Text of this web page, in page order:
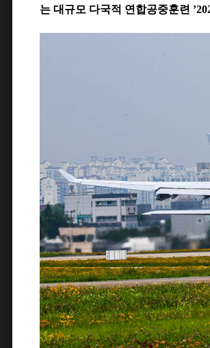
는 대규모 다국적 연합공중훈련